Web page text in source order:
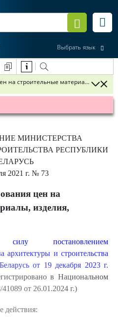
Выбрать язык
на строительные материалы,
МИНИСТЕРСТВА
РЕСПУБЛИКИ
2021 г. № 73
цен на
изделия,
силу постановлением
архитектуры и строительства
от 19 декабря 2023 г.
в Национальном
от 26.01.2024 г.)
действия: